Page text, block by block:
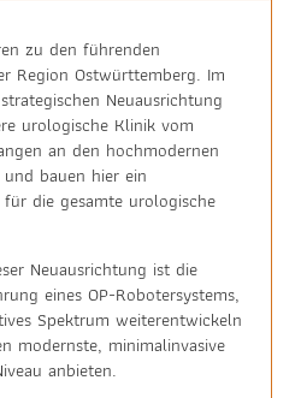
zu den führenden
Region Ostwürttemberg. Im
Neuausrichtung
urologische Klinik vom
an den hochmodernen
bauen hier ein
die gesamte urologische
Neuausrichtung ist die
eines OP-Robotersystems,
Spektrum weiterentwickeln
modernste, minimalinvasive
anbieten.